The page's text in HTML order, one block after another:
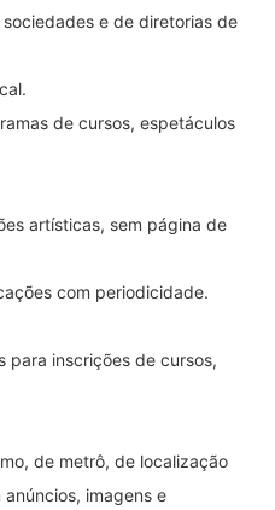
e de diretorias de
de cursos, espetáculos
artísticas, sem página de
com periodicidade.
para inscrições de cursos,
de metrô, de localização
imagens e